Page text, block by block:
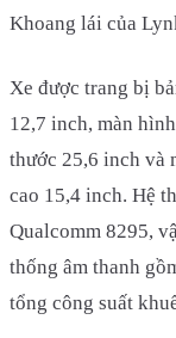
Khoang lái của
Xe được trang bị
12,7 inch, màn
thước 25,6 inch và
cao 15,4 inch. Hệ
Qualcomm 8295,
thống âm thanh
tổng công suất